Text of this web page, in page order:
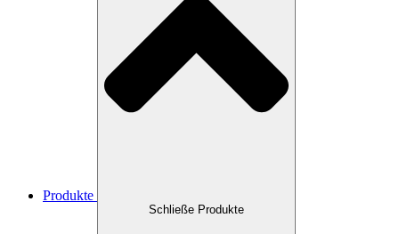
Produkte
Schließe Produkte